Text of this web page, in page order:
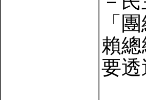
「
賴
要